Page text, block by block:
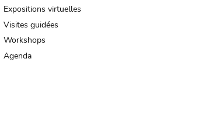
Expositions virtuelles
Visites guidées
Workshops
Agenda